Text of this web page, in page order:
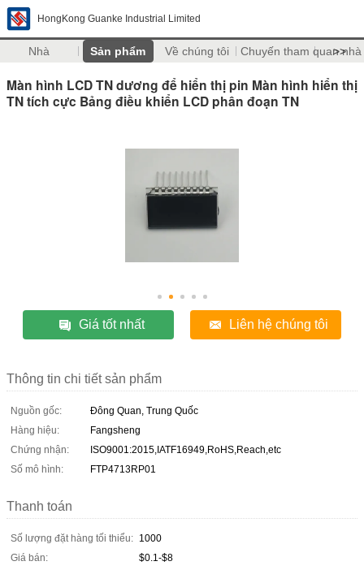
HongKong Guanke Industrial Limited
Nhà Sản phẩm Về chúng tôi Chuyến tham quan nhà
>>
Màn hình LCD TN dương để hiển thị pin Màn hình hiển thị
TN tích cực Bảng điều khiển LCD phân đoạn TN
Giá tốt nhất Liên hệ chúng tôi
Thông tin chi tiết sản phẩm
Nguồn gốc:
Đông Quan, Trung Quốc
Hàng hiệu:
Fangsheng
Chứng nhận:
ISO9001:2015,IATF16949,RoHS,Reach,etc
Số mô hình:
FTP4713RP01
Thanh toán
Số lượng đặt hàng tối thiểu: 1000
Giá bán:
$0.1-$8